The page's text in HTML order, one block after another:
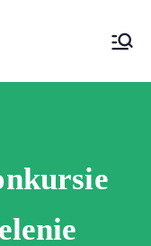
im.
Górze